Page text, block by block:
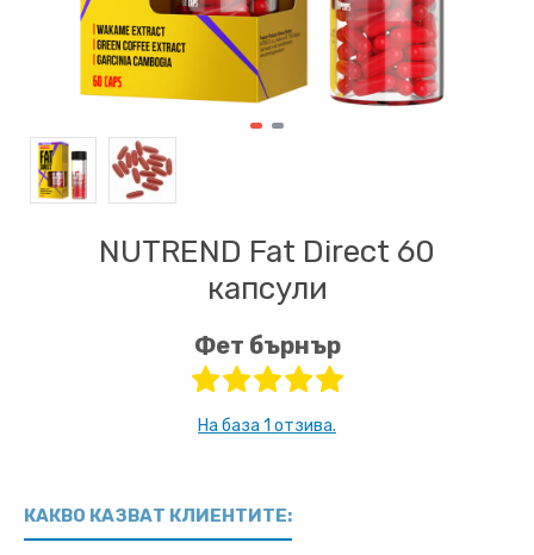
NUTREND Fat Direct 60
капсули
Фет бърнър
На база 1 отзива.
КАКВО КАЗВАТ КЛИЕНТИТЕ: